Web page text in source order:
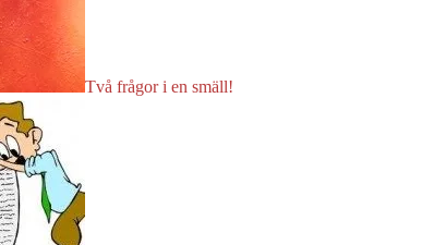
Två frågor i en smäll!